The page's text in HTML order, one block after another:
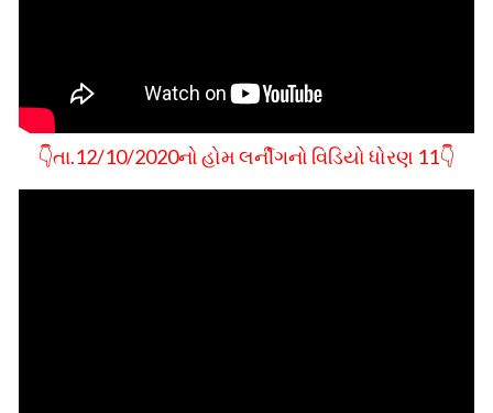
👇તા.12/10/2020નો હોમ લર્નીગનો વિડિયો ધોરણ 11👇